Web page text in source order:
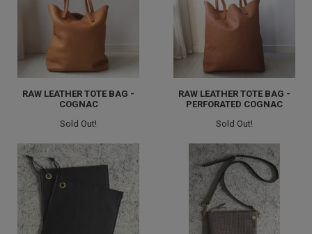
RAW LEATHER TOTE BAG -
COGNAC
Sold Out!
RAW LEATHER TOTE BAG -
PERFORATED COGNAC
Sold Out!